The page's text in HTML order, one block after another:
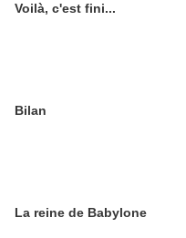
Voilà, c'est fini...
Bilan
La reine de Babylone